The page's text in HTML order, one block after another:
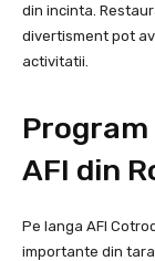
din incinta.
divertisment pot
activitatii.
AFI din
Pe langa AFI
importante din